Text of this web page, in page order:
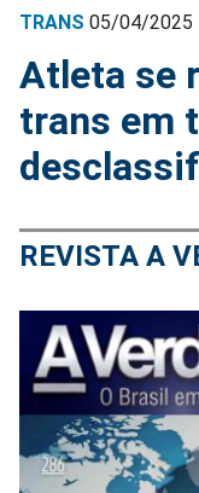
TRANS 05/04/2025
Atleta se
trans em
REVISTA A